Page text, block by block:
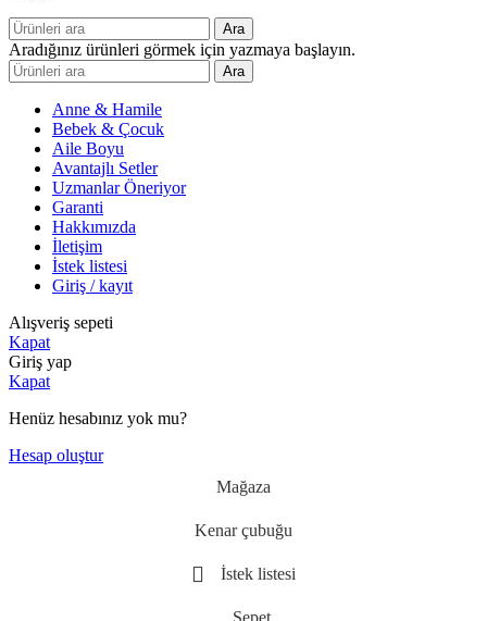
Ara
Aradığınız ürünleri görmek için yazmaya başlayın.
Ara
Anne & Hamile
Bebek & Çocuk
Aile Boyu
Avantajlı Setler
Uzmanlar Öneriyor
Garanti
Hakkımızda
İletişim
İstek listesi
Giriş / kayıt
Alışveriş sepeti
Kapat
Giriş yap
Kapat
Henüz hesabınız yok mu?
Hesap oluştur
Mağaza
Kenar çubuğu
İstek listesi
Sepet